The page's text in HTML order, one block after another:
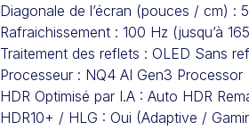
Diagonale de l’écran (pouces / cm) :
Rafraichissement : 100 Hz (jusqu’à
Traitement des reflets : OLED Sans
Processeur : NQ4 AI Gen3 Processor
HDR Optimisé par I.A : Auto HDR
HDR10+ / HLG : Oui (Adaptive /